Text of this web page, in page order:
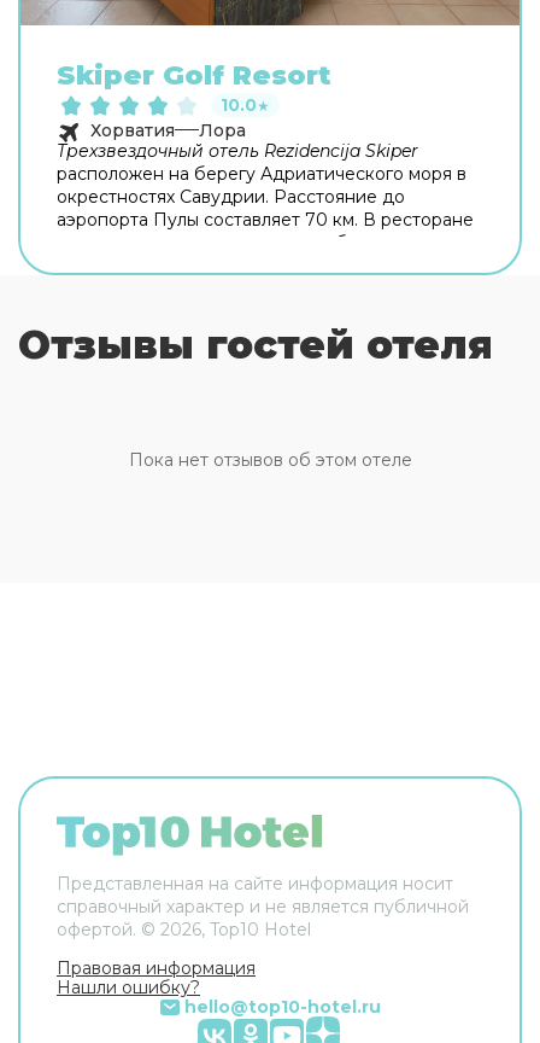
Skiper Golf Resort
10.0★
Хорватия
Лора
Трехзвездочный отель Rezidencija Skiper
расположен на берегу Адриатического моря в
окрестностях Савудрии. Расстояние до
аэропорта Пулы составляет 70 км. В ресторане
отеля вам подадут изысканные блюда
кухне. В апарт-отеле есть Rezidencija Skiper
открытый бассейн с террасой для загара,
При желании вы сможете взять напрокат
велосипед или автомобиль и отправиться в
Отзывы гостей отеля
Пока нет отзывов об этом отеле
Представленная на сайте информация носит
справочный характер и не является публичной
офертой. © 2026, Top10 Hotel
Правовая информация
Нашли ошибку?
hello@top10-hotel.ru